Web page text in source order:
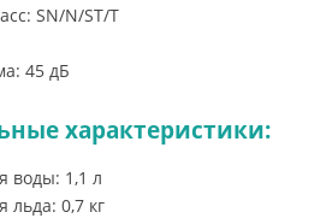
SN/N/ST/T
45 дБ
характеристики:
воды: 1,1 л
льда: 0,7 кг